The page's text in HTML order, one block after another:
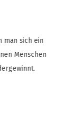
man sich ein
Menschen